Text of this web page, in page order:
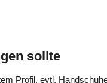
2 Kinder bis 5 Jahren
sollte
Profil, evtl.